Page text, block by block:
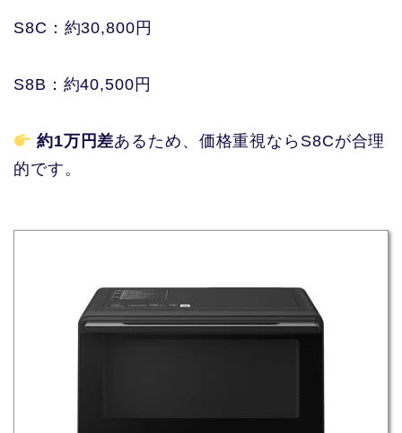
S8C：約30,800円
S8B：約40,500円
約1万円差あるため、価格重視ならS8Cが合理
的です。